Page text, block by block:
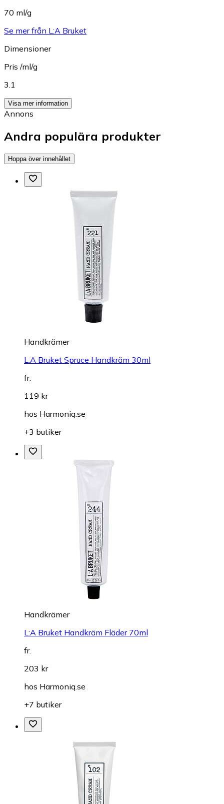
70 ml/g
Se mer från L:A Bruket
Dimensioner
Pris /ml/g
3.1
Visa mer information
Annons
Andra populära produkter
Hoppa över innehållet
Handkrämer
L:A Bruket Spruce Handkräm 30ml
fr.
119 kr
hos Harmoniq.se
+3 butiker
Handkrämer
L:A Bruket Handkräm Fläder 70ml
fr.
203 kr
hos Harmoniq.se
+7 butiker